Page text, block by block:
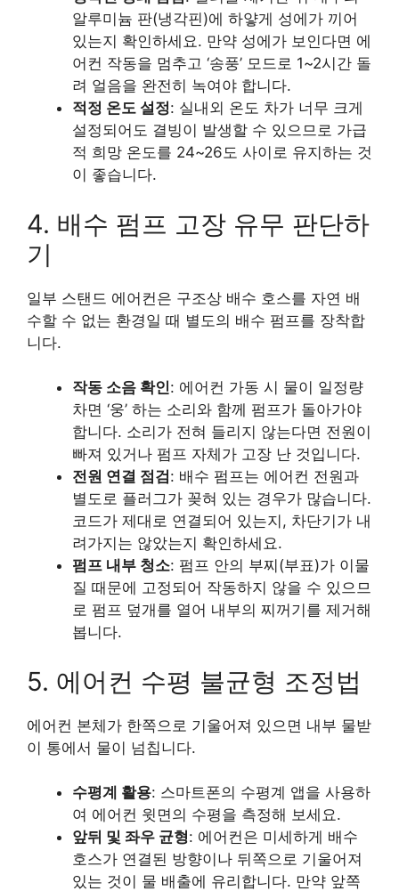
알루미늄 판(냉각핀)에 하얗게 성에가 끼어
있는지 확인하세요. 만약 성에가 보인다면 에
어컨 작동을 멈추고 ‘송풍’ 모드로 1~2시간 돌
려 얼음을 완전히 녹여야 합니다.
적정 온도 설정: 실내외 온도 차가 너무 크게
설정되어도 결빙이 발생할 수 있으므로 가급
적 희망 온도를 24~26도 사이로 유지하는 것
이 좋습니다.
4. 배수 펌프 고장 유무 판단하
기
일부 스탠드 에어컨은 구조상 배수 호스를 자연 배
수할 수 없는 환경일 때 별도의 배수 펌프를 장착합
니다.
작동 소음 확인: 에어컨 가동 시 물이 일정량
차면 ‘웅’ 하는 소리와 함께 펌프가 돌아가야
합니다. 소리가 전혀 들리지 않는다면 전원이
빠져 있거나 펌프 자체가 고장 난 것입니다.
전원 연결 점검 : 배수 펌프는 에어컨 전원과
별도로 플러그가 꽂혀 있는 경우가 많습니다.
코드가 제대로 연결되어 있는지, 차단기가 내
려가지는 않았는지 확인하세요.
펌프 내부 청소: 펌프 안의 부찌(부표)가 이물
질 때문에 고정되어 작동하지 않을 수 있으므
로 펌프 덮개를 열어 내부의 찌꺼기를 제거해
봅니다.
5. 에어컨 수평 불균형 조정법
에어컨 본체가 한쪽으로 기울어져 있으면 내부 물받
이 통에서 물이 넘칩니다.
수평계 활용: 스마트폰의 수평계 앱을 사용하
여 에어컨 윗면의 수평을 측정해 보세요.
앞뒤 및 좌우 균형: 에어컨은 미세하게 배수
호스가 연결된 방향이나 뒤쪽으로 기울어져
있는 것이 물 배출에 유리합니다. 만약 앞쪽